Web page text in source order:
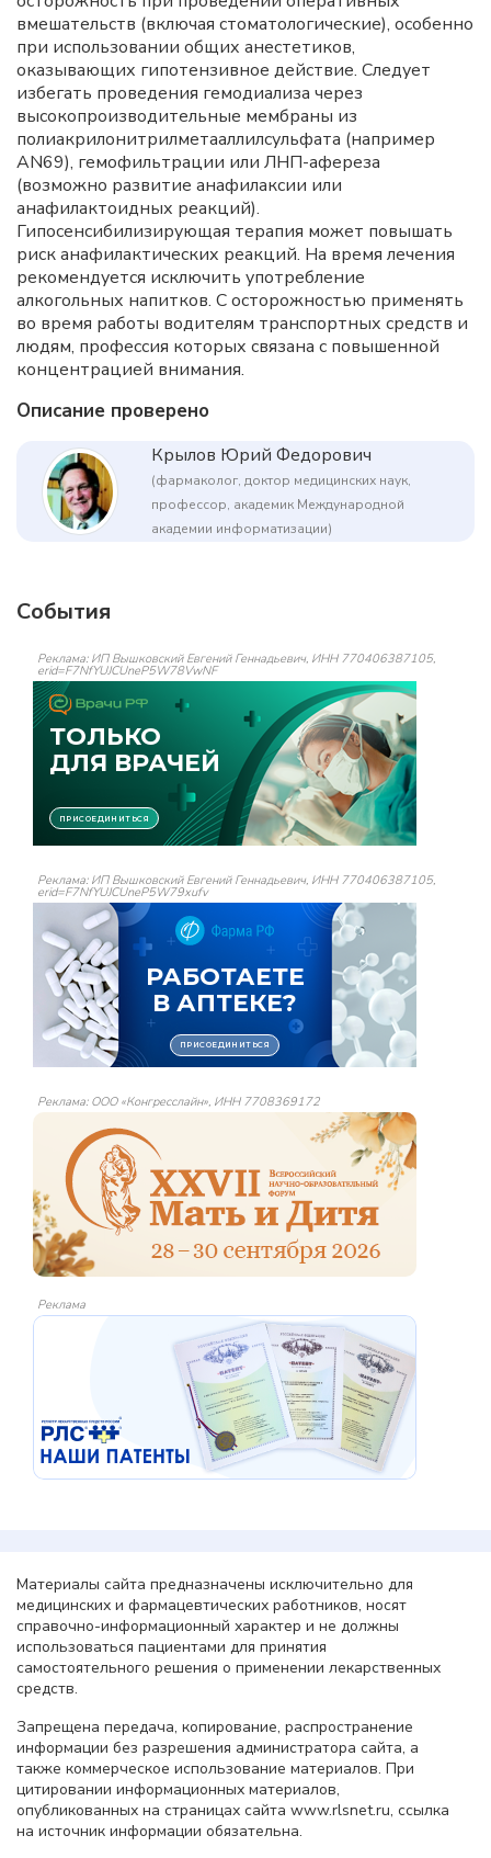
вмешательств (включая стоматологические), особенно
при использовании общих анестетиков,
оказывающих гипотензивное действие. Следует
избегать проведения гемодиализа через
высокопроизводительные мембраны из
полиакрилонитрилметааллилсульфата (например
АN69), гемофильтрации или ЛНП-афереза
(возможно развитие анафилаксии или
анафилактоидных реакций).
Гипосенсибилизирующая терапия может повышать
риск анафилактических реакций. На время лечения
рекомендуется исключить употребление
алкогольных напитков. С осторожностью применять
во время работы водителям транспортных средств и
людям, профессия которых связана с повышенной
концентрацией внимания.
Описание проверено
Крылов Юрий Федорович
(фармаколог, доктор медицинских наук,
профессор, академик Международной
академии информатизации)
События
Реклама: ИП Вышковский Евгений Геннадьевич, ИНН 770406387105,
erid=F7NfYUJCUneP5W78VwNF
Реклама: ИП Вышковский Евгений Геннадьевич, ИНН 770406387105,
erid=F7NfYUJCUneP5W79xufv
Реклама: ООО «Конгресслайн», ИНН 7708369172
Реклама
Материалы сайта предназначены исключительно для
медицинских и фармацевтических работников, носят
справочно-информационный характер и не должны
использоваться пациентами для принятия
самостоятельного решения о применении лекарственных
средств.
Запрещена передача, копирование, распространение
информации без разрешения администратора сайта, а
также коммерческое использование материалов. При
цитировании информационных материалов,
опубликованных на страницах сайта www.rlsnet.ru, ссылка
на источник информации обязательна.